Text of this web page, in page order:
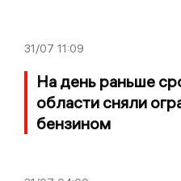
31/07 11:09
На день раньше
области сняли
бензином